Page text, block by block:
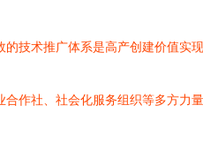
技术推广体系是高产创建价值实现
作社、社会化服务组织等多方力